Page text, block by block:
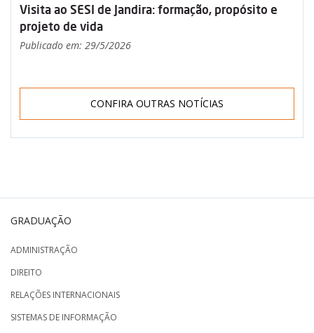
Visita ao SESI de Jandira: formação, propósito e
projeto de vida
Publicado em: 29/5/2026
CONFIRA OUTRAS NOTÍCIAS
GRADUAÇÃO
ADMINISTRAÇÃO
DIREITO
RELAÇÕES INTERNACIONAIS
SISTEMAS DE INFORMAÇÃO